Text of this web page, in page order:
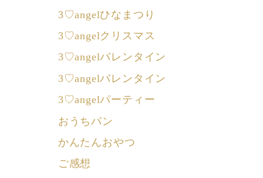
3♡angelひなまつり
3♡angelクリスマス
3♡angelバレンタイン
3♡angelバレンタイン
3♡angelパーティー
おうちパン
かんたんおやつ
ご感想